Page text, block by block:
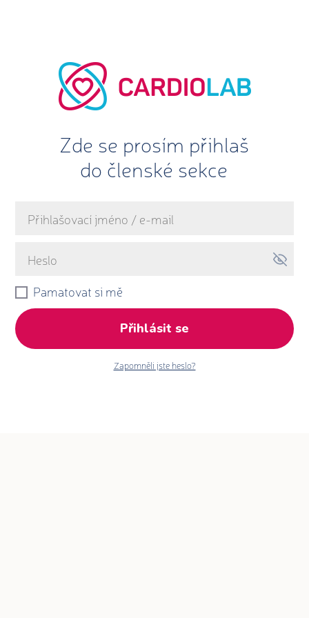
Zde se prosím přihlaš
do členské sekce
Pamatovat si mě
Přihlásit se
Zapomněli jste heslo?